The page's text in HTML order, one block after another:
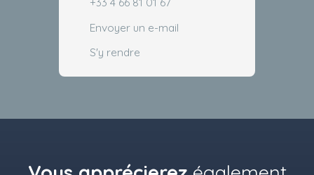
Envoyer un e-mail
S'y rendre